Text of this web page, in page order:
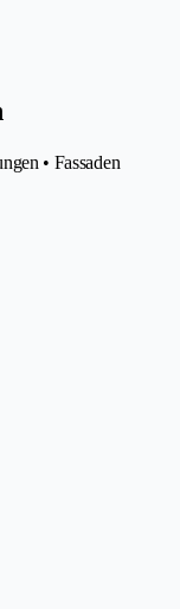
• Fassaden